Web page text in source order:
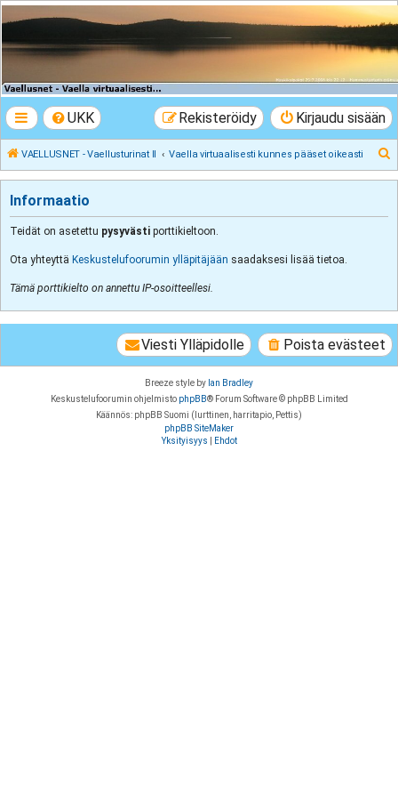
VAELLUSNET -
Vaellusturinat II
UKK Kirjaudu sisään
Rekisteröidy
VAELLUSNET - Vaellusturinat II Vaella virtuaalisesti kunnes pääset oikeasti
Informaatio
Teidät on asetettu pysyvästi porttikieltoon.
Ota yhteyttä Keskustelufoorumin ylläpitäjään saadaksesi lisää tietoa.
Tämä porttikielto on annettu IP-osoitteellesi.
Poista evästeet
Viesti Ylläpidolle
Breeze style by Ian Bradley
Keskustelufoorumin ohjelmisto phpBB® Forum Software © phpBB Limited
Käännös: phpBB Suomi (lurttinen, harritapio, Pettis)
phpBB SiteMaker
Yksityisyys
Ehdot